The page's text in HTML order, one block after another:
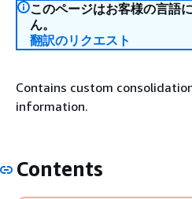
このページはお客様の言語
ん。
翻訳のリクエスト
Contains custom
information.
Contents